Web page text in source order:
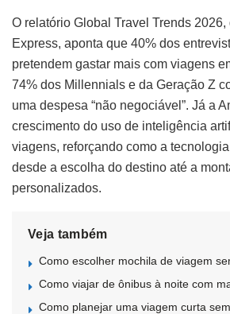
O relatório Global Travel Trends 2026,
Express, aponta que 40% dos
pretendem gastar mais com viagens
74% dos Millennials e da Geração Z
uma despesa “não negociável”. Já a
crescimento do uso de inteligência
viagens, reforçando como a
desde a escolha do destino até a
personalizados.
Veja também
Como escolher mochila de viagem
Como viajar de ônibus à noite com
Como planejar uma viagem curta